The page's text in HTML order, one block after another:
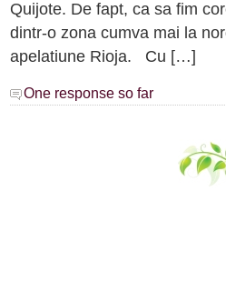
Quijote. De fapt, ca sa fim
dintr-o zona cumva mai la
apelatiune Rioja. Cu […]
One response so far